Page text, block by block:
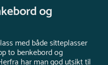
og
med både sitteplasser
to benkebord og
har man god utsikt til